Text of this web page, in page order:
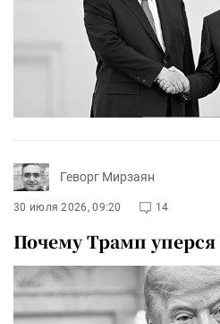
Геворг Мирзаян
30 июля 2026, 09:20 14
Почему Трамп